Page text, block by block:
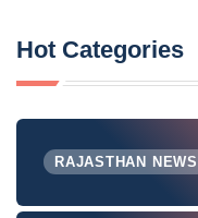
Hot Categories
RAJASTHAN NEWS